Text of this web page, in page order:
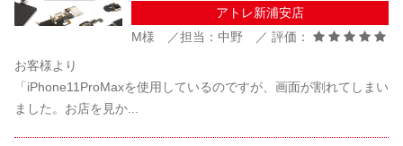
アトレ新浦安店
M様 ／担当：中野 ／ 評価：
お客様より
「iPhone11ProMaxを使用しているのですが、画面が割れてしまい
ました。お店を見か...